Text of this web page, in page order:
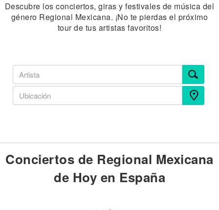
Descubre los conciertos, giras y festivales de música del
género Regional Mexicana. ¡No te pierdas el próximo
tour de tus artistas favoritos!
Conciertos de Regional Mexicana
de Hoy en España